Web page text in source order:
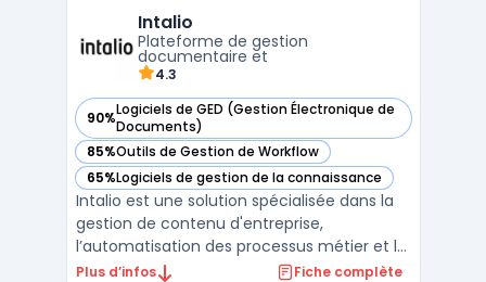
visuels pour réseaux sociaux, affiches ou
supports de communication selon des ...
Intalio
Plateforme de gestion
documentaire et
4.3
90%Logiciels de GED (Gestion Électronique de
Documents)
— voir Intalio dans cette catégorie
85%Outils de Gestion de Workflow
— voir Intalio dans cette catégorie
65%Logiciels de gestion de la connaissance
— voir Intalio dans cette catégorie
Intalio est une solution spécialisée dans la
gestion de contenu d'entreprise,
l’automatisation des processus métier et la
gouvernance des données. Conçue pour
Plus d’infos Fiche complète